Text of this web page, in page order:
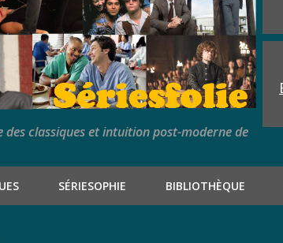
classiques et intuition post-moderne de
SÉRIESOPHIE BIBLIOTHÈQUE